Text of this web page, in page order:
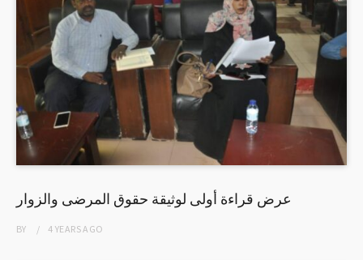
عرض قراءة أولى لوثيقة حقوق المرضى والزوار
BY 4 YEARSAGO